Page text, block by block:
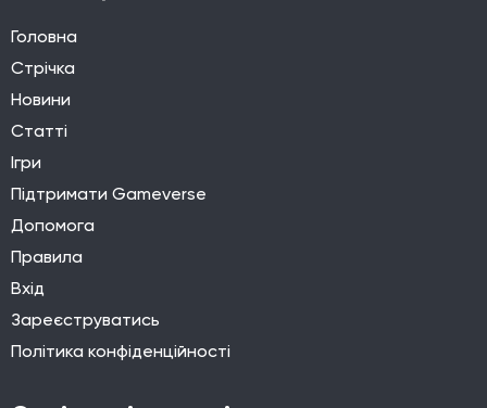
Головна
Стрічка
Новини
Статті
Ігри
Підтримати Gameverse
Допомога
Правила
Вхід
Зареєструватись
Політика конфіденційності